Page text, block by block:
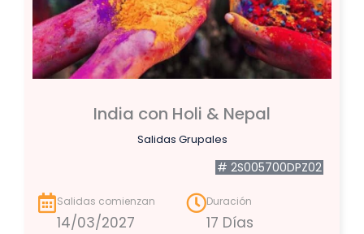
India con Holi & Nepal
Salidas Grupales
# 2S005700DPZ02
Salidas comienzan
14/03/2027
Duración
17 Días